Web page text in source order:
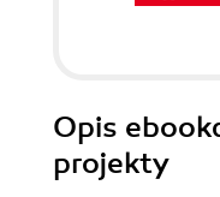
Opis
projekty